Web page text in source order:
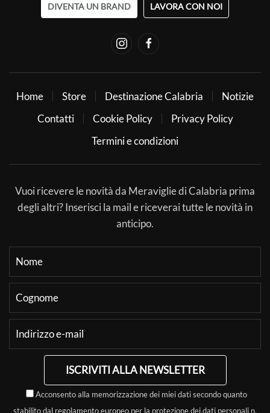
DIVENTA UN BRAND LAVORA CON NOI
Home Store Destinazione Calabria
Notizie
Contatti
Cookie Policy
Privacy Policy
Termini e condizioni
Vuoi ricevere le novità da Meraviglie di Calabria prima
degli altri? Inserisci la mail e riceverai tutte le novità in
anticipo.
ISCRIVITI ALLA NEWSLETTER
Acconsento alla memorizzazione dei miei dati secondo quanto
stabilito dal regolamento europeo per la protezione dei dati personali n.